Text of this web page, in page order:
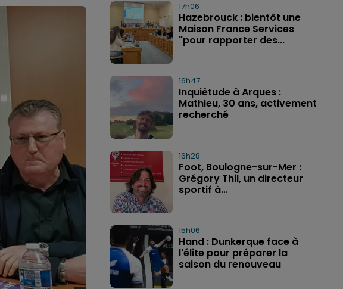
17h06
Hazebrouck : bientôt une
Maison France Services
"pour rapporter des...
16h47
Inquiétude à Arques :
Mathieu, 30 ans, activement
recherché
16h28
Foot, Boulogne-sur-Mer :
Grégory Thil, un directeur
sportif à...
15h06
Hand : Dunkerque face à
l'élite pour préparer la
saison du renouveau